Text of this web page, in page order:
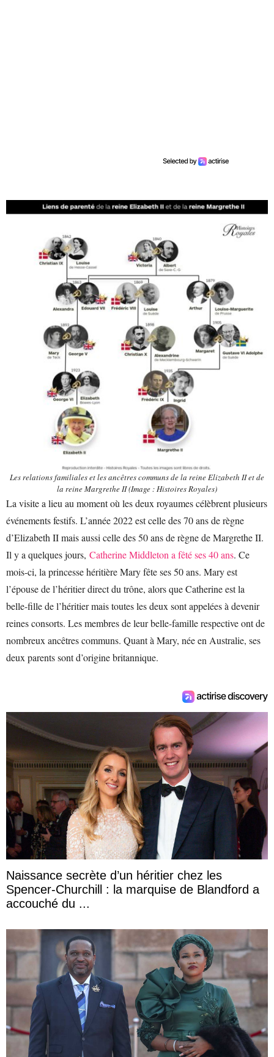
Les relations familiales et les ancêtres communs de la reine Elizabeth II et de
la reine Margrethe II (Image : Histoires Royales)
La visite a lieu au moment où les deux royaumes célèbrent plusieurs
événements festifs. L’année 2022 est celle des 70 ans de règne
d’Elizabeth II mais aussi celle des 50 ans de règne de Margrethe II.
Il y a quelques jours, Catherine Middleton a fêté ses 40 ans. Ce
mois-ci, la princesse héritière Mary fête ses 50 ans. Mary est
l’épouse de l’héritier direct du trône, alors que Catherine est la
belle-fille de l’héritier mais toutes les deux sont appelées à devenir
reines consorts. Les membres de leur belle-famille respective ont de
nombreux ancêtres communs. Quant à Mary, née en Australie, ses
deux parents sont d’origine britannique.
Naissance secrète d’un héritier chez les
Spencer-Churchill : la marquise de Blandford a
accouché du ...